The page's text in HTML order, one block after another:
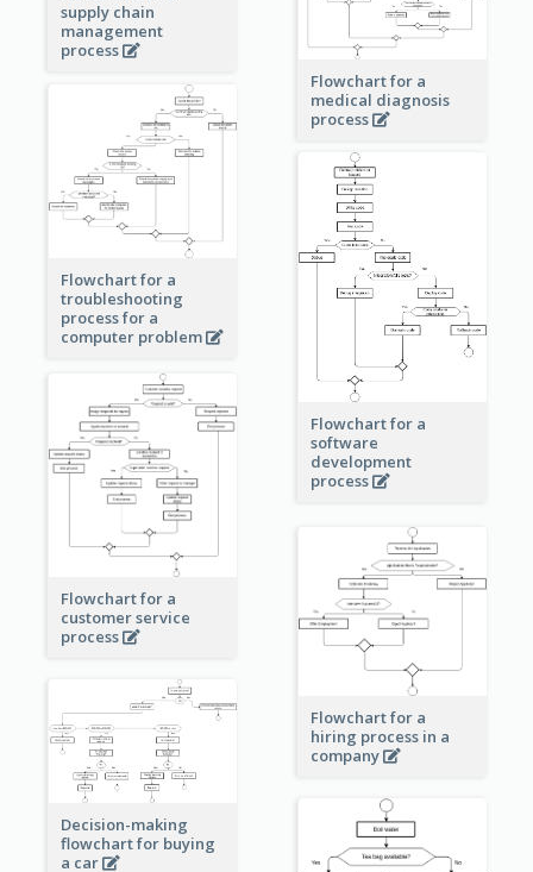
supply chain
management
process
Flowchart for a
medical diagnosis
process
Flowchart for a
troubleshooting
process for a
computer problem
Flowchart for a
software
development
process
Flowchart for a
customer service
process
Flowchart for a
hiring process in a
company
Decision-making
flowchart for buying
a car